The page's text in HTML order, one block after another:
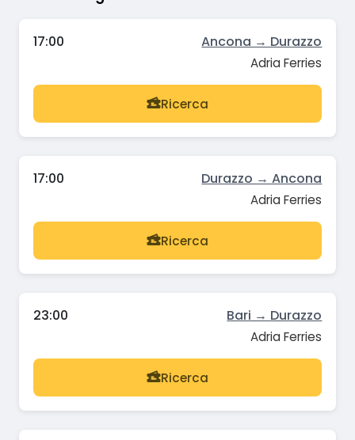
17:00 Ancona → Durazzo
Adria Ferries
Ricerca
17:00 Durazzo → Ancona
Adria Ferries
Ricerca
23:00 Bari → Durazzo
Adria Ferries
Ricerca